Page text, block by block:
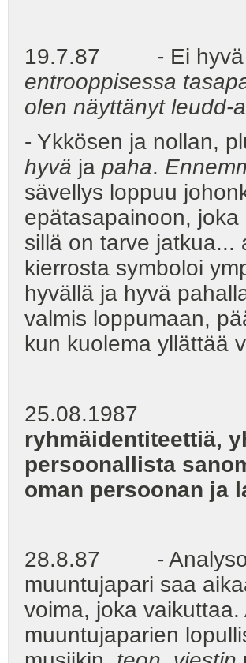
19.7.87 - Ei hyvä
entrooppisessa
olen näyttänyt leudd-
- Ykkösen ja nollan,
hyvä ja paha.
sävellys loppuu
epätasapainoon,
sillä on tarve
kierrosta symboloi
hyvällä ja hyvä
valmis loppumaan,
kun kuolema yllättää
25.08.1987
ryhmäidentiteettiä,
persoonallista
oman persoonan ja
28.8.87 - Analysoin
muuntujapari saa
voima, joka
muuntujaparien